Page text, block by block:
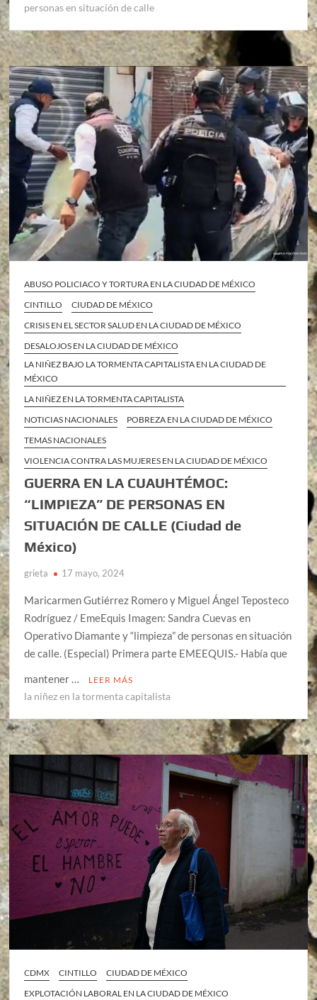
personas en situación de calle
ABUSO POLICIACO Y TORTURA EN LA CIUDAD DE MÉXICO
CINTILLO
CIUDAD DE MÉXICO
CRISIS EN EL SECTOR SALUD EN LA CIUDAD DE MÉXICO
DESALOJOS EN LA CIUDAD DE MÉXICO
LA NIÑEZ BAJO LA TORMENTA CAPITALISTA EN LA CIUDAD DE
MÉXICO
LA NIÑEZ EN LA TORMENTA CAPITALISTA
NOTICIAS NACIONALES
POBREZA EN LA CIUDAD DE MÉXICO
TEMAS NACIONALES
VIOLENCIA CONTRA LAS MUJERES EN LA CIUDAD DE MÉXICO
GUERRA EN LA CUAUHTÉMOC:
“LIMPIEZA” DE PERSONAS EN
SITUACIÓN DE CALLE (Ciudad de
México)
grieta 17 mayo, 2024
Maricarmen Gutiérrez Romero y Miguel Ángel Teposteco
Rodríguez / EmeEquis Imagen: Sandra Cuevas en
Operativo Diamante y “limpieza” de personas en situación
de calle. (Especial) Primera parte EMEEQUIS.- Había que
mantener …
LEER MÁS
la niñez en la tormenta capitalista
CDMX CINTILLO
CIUDAD DE MÉXICO
EXPLOTACIÓN LABORAL EN LA CIUDAD DE MÉXICO